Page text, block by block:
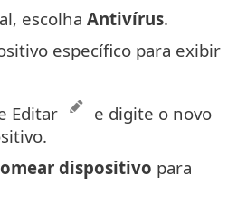
escolha Antivírus.
específico para exibir
Editar
e digite o novo
dispositivo para